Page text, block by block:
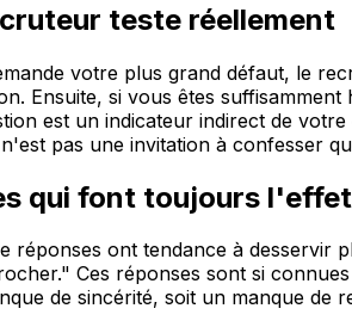
teste réellement
votre plus grand défaut, le
Ensuite, si vous êtes
est un indicateur indirect de
pas une invitation à confesser
qui font toujours
réponses ont tendance à desservir
Ces réponses sont si
de sincérité, soit un manque de